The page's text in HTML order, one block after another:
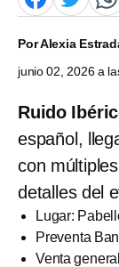
PorAlexia
junio 02, 2026 a
Ruido
español,
con
detalles del
Lugar:
Preventa
Venta